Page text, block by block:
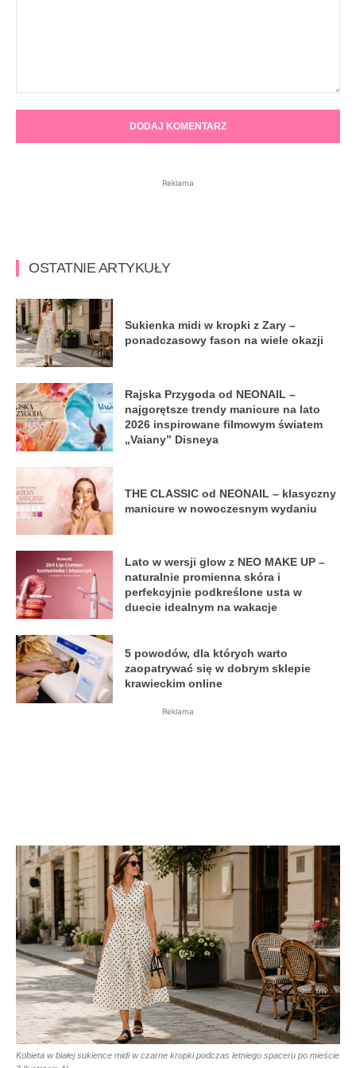
Reklama
OSTATNIE ARTYKUŁY
Sukienka midi w kropki z Zary –
ponadczasowy fason na wiele okazji
Rajska Przygoda od NEONAIL –
najgorętsze trendy manicure na lato
2026 inspirowane filmowym światem
„Vaiany” Disneya
THE CLASSIC od NEONAIL – klasyczny
manicure w nowoczesnym wydaniu
Lato w wersji glow z NEO MAKE UP –
naturalnie promienna skóra i
perfekcyjnie podkreślone usta w
duecie idealnym na wakacje
5 powodów, dla których warto
zaopatrywać się w dobrym sklepie
krawieckim online
Reklama